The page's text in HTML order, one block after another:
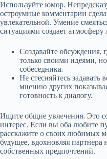
Используйте юмор.
остроумные комментарии
увлекательной. Умение
ситуациями создает атмосферу
Создавайте обсуждения,
только своими идеями,
собеседника.
Не стесняйтесь задавать
мнению других
готовность к диалогу.
Ищите общие увлечения. Это
интерес. Если вы оба любите
расскажите о своих любимых
будущее, вдохновляя партнера
собственных предпочтений.